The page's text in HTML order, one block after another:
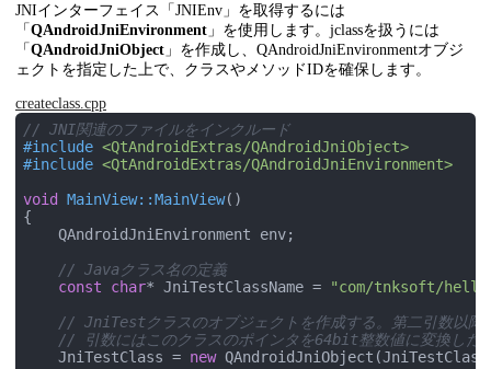
public static boolean Initialize(int v)
{
        Log.d(
"QTJ", "initialized.");
return
true;
    }
public void begin()
{
        Log.d(
"QTJ", "begin was called.");
{
        complete(_handle,
    }
JNIインターフェイス「JNIEnv」を取得するには
「 QAndroidJniEnvironment 」を使用します。jclassを扱うには
「 QAndroidJniObject 」を作成し、QAndroidJniEnvironmentオブジ
ェクトを指定した上で、クラスやメソッドIDを確保します。
createclass.cpp
// JNI関連のファイルをインクルード
#include <QtAndroidExtras/QAndroidJniObject>
#include <QtAndroidExtras/QAndroidJniEnvironment>
void
MainView::MainView()
{
    QAndroidJniEnvironment env;
// Javaクラス名の定義
const
char* JniTestClassName =
"com/tnksoft/
// JniTestクラスのオブジェクトを作成する。第二引数以降
// 引数にはこのクラスのポインタを64bit整数値に変換した
    JniTestClass =
new